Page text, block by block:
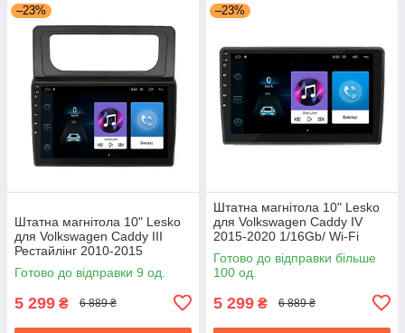
–23%
Штатна магнітола 10" Lesko
для Volkswagen Caddy III
Рестайлінг 2010-2015
1/16Gb/ Wi-Fi Optima
Вольксваген
Готово до відправки 9 од.
5 299 ₴ 6 889 ₴
–23%
Штатна магнітола 10" Lesko
для Volkswagen Caddy IV
2015-2020 1/16Gb/ Wi-Fi
Optima Вольксваген
Готово до відправки більше
100 од.
5 299 ₴ 6 889 ₴